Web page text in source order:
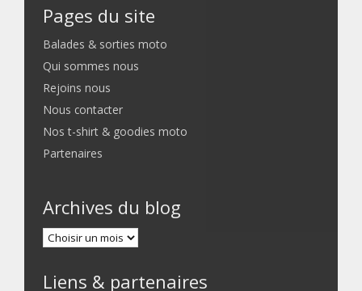
Pages du site
Balades & sorties moto
Qui sommes nous
Rejoins nous
Nous contacter
Nos t-shirt & goodies moto
Partenaires
Archives du blog
Liens & partenaires